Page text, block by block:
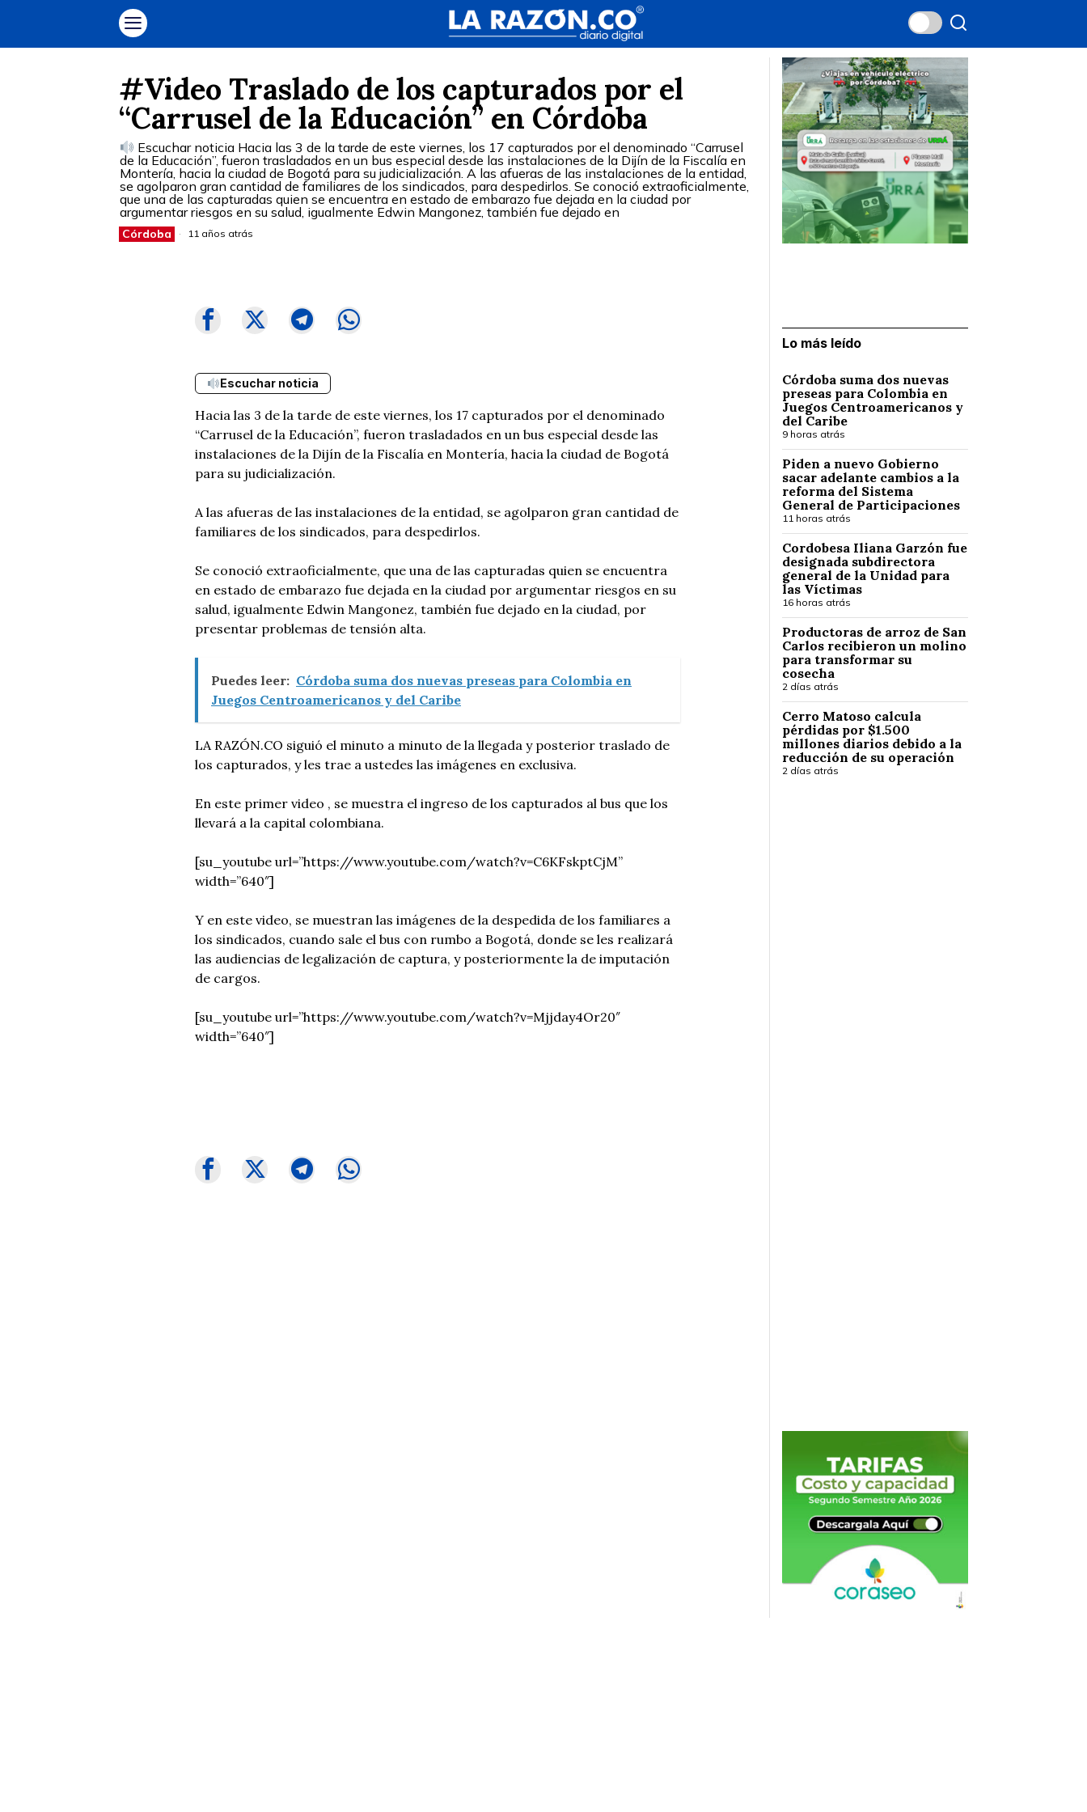
#Video Traslado de los capturados por el
“Carrusel de la Educación” en Córdoba
Escuchar noticia Hacia las 3 de la tarde de este viernes, los 17 capturados por el denominado “Carrusel
de la Educación”, fueron trasladados en un bus especial desde las instalaciones de la Dijín de la Fiscalía en
Montería, hacia la ciudad de Bogotá para su judicialización. A las afueras de las instalaciones de la entidad,
se agolparon gran cantidad de familiares de los sindicados, para despedirlos. Se conoció extraoficialmente,
que una de las capturadas quien se encuentra en estado de embarazo fue dejada en la ciudad por
argumentar riesgos en su salud, igualmente Edwin Mangonez, también fue dejado en
Córdoba 11 años atrás
Escuchar noticia
Hacia las 3 de la tarde de este viernes, los 17 capturados por el denominado
“Carrusel de la Educación”, fueron trasladados en un bus especial desde las
instalaciones de la Dijín de la Fiscalía en Montería, hacia la ciudad de Bogotá
para su judicialización.
A las afueras de las instalaciones de la entidad, se agolparon gran cantidad de
familiares de los sindicados, para despedirlos.
Se conoció extraoficialmente, que una de las capturadas quien se encuentra
en estado de embarazo fue dejada en la ciudad por argumentar riesgos en su
salud, igualmente Edwin Mangonez, también fue dejado en la ciudad, por
presentar problemas de tensión alta.
Puedes leer: Córdoba suma dos nuevas preseas para Colombia en
Juegos Centroamericanos y del Caribe
LA RAZÓN.CO siguió el minuto a minuto de la llegada y posterior traslado de
los capturados, y les trae a ustedes las imágenes en exclusiva.
En este primer video , se muestra el ingreso de los capturados al bus que los
llevará a la capital colombiana.
[su_youtube url=”https://www.youtube.com/watch?v=C6KFskptCjM”
width=”640″]
Y en este video, se muestran las imágenes de la despedida de los familiares a
los sindicados, cuando sale el bus con rumbo a Bogotá, donde se les realizará
las audiencias de legalización de captura, y posteriormente la de imputación
de cargos.
[su_youtube url=”https://www.youtube.com/watch?v=Mjjday4Or20″
width=”640″]
Lo más leído
Córdoba suma dos nuevas
preseas para Colombia en
Juegos Centroamericanos y
del Caribe
9 horas atrás
Piden a nuevo Gobierno
sacar adelante cambios a la
reforma del Sistema
General de Participaciones
11 horas atrás
Cordobesa Iliana Garzón fue
designada subdirectora
general de la Unidad para
las Víctimas
16 horas atrás
Productoras de arroz de San
Carlos recibieron un molino
para transformar su
cosecha
2 días atrás
Cerro Matoso calcula
pérdidas por $1.500
millones diarios debido a la
reducción de su operación
2 días atrás